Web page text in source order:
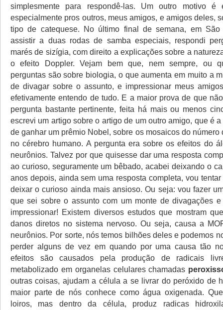
simplesmente para respondê-las. Um outro motivo é
especialmente pros outros, meus amigos, e amigos deles,
tipo de catequese. No último final de semana, em
assistir a duas rodas de samba especiais, respondi
marés de sizígia, com direito a explicações sobre a
o efeito Doppler. Vejam bem que, nem sempre, ou
perguntas são sobre biologia, o que aumenta em muito a
de divagar sobre o assunto, e impressionar meus
efetivamente entendo de tudo. E a maior prova de que
pergunta bastante pertinente, feita há mais ou menos
escrevi um artigo sobre o artigo de um outro amigo, que é
de ganhar um prêmio Nobel, sobre os mosaicos do número
no cérebro humano. A pergunta era sobre os efeitos do
neurônios. Talvez por que quisesse dar uma resposta
ao curioso, seguramente um bêbado, acabei deixando o
anos depois, ainda sem uma resposta completa, vou
deixar o curioso ainda mais ansioso. Ou seja: vou fazer
que sei sobre o assunto com um monte de divagações e
impressionar! Existem diversos estudos que mostram
danos diretos no sistema nervoso. Ou seja, causa a
neurônios. Por sorte, nós temos bilhões deles e podemos
perder alguns de vez em quando por uma causa tão
efeitos são causados pela produção de radicais
metabolizado em organelas celulares chamadas
outras coisas, ajudam a célula a se livrar do peróxido de
maior parte de nós conhece como água oxigenada.
loiros, mas dentro da célula, produz radicas